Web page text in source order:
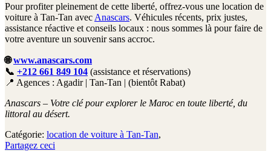
Pour profiter pleinement de cette liberté, offrez-vous une location de
voiture à Tan-Tan avec Anascars. Véhicules récents, prix justes,
assistance réactive et conseils locaux : nous sommes là pour faire de
votre aventure un souvenir sans accroc.
🌐www.anascars.com
📞 +212 661 849 104 (assistance et réservations)
📍 Agences : Agadir | Tan-Tan | (bientôt Rabat)
Anascars – Votre clé pour explorer le Maroc en toute liberté, du
littoral au désert.
Catégorie: location de voiture à Tan-Tan,
Partagez ceci